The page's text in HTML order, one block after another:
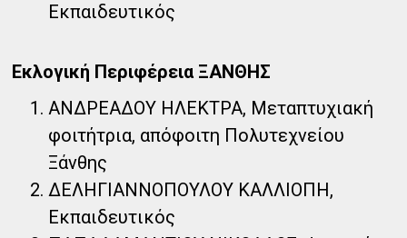
Εκπαιδευτικός
Εκλογική Περιφέρεια ΞΑΝΘΗΣ
ΑΝΔΡΕΑΔΟΥ ΗΛΕΚΤΡΑ, Μεταπτυχιακή
φοιτήτρια, απόφοιτη Πολυτεχνείου
Ξάνθης
ΔΕΛΗΓΙΑΝΝΟΠΟΥΛΟΥ ΚΑΛΛΙΟΠΗ,
Εκπαιδευτικός